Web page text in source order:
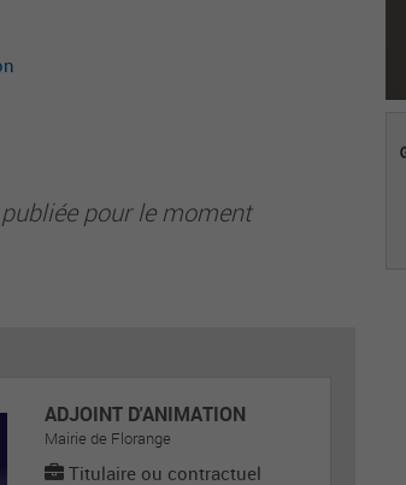
pour le moment
ADJOINT D'ANIMATION
Mairie de Florange
Titulaire ou contractuel